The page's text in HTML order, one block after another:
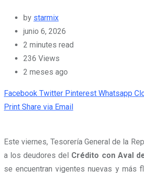
by starmix
junio 6, 2026
2 minutes read
236 Views
2 meses ago
Facebook Twitter Pinterest Whatsapp
Print Share via Email
Este viernes, Tesorería General de la
a los deudores del Crédito con Aval
se encuentran vigentes nuevas y más